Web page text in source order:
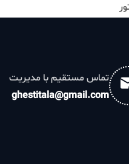
تماس مستقیم با مدیریت
ghestitala@gmail.com